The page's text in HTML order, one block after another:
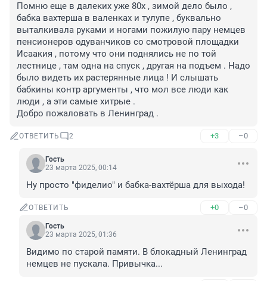
Помню еще в далеких уже 80х , зимой дело было ,
бабка вахтерша в валенках и тулупе , буквально
выталкивала руками и ногами пожилую пару немцев
пенсионеров одуванчиков со смотровой площадки
Исаакия , потому что они поднялись не по той
лестнице , там одна на спуск , другая на подъем . Надо
было видеть их растерянные лица ! И слышать
бабкины контр аргументы , что мол все люди как
люди , а эти самые хитрые .
Добро пожаловать в Ленинград .
ОТВЕТИТЬ 2 +3 –0
Гость
23 марта 2025, 00:14
Ну просто "фиделио" и бабка-вахтёрша для выхода!
ОТВЕТИТЬ +0 –0
Гость
23 марта 2025, 01:36
Видимо по старой памяти. В блокадный Ленинград
немцев не пускала. Привычка...